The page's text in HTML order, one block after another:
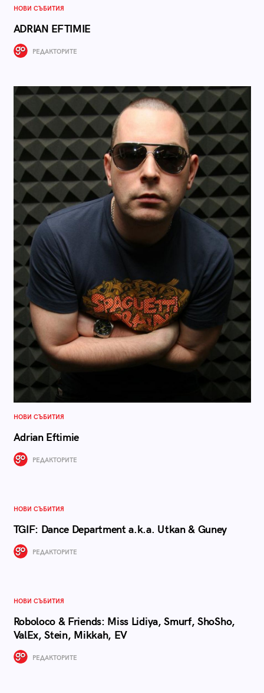
НОВИ СЪБИТИЯ
ADRIAN EFTIMIE
РЕДАКТОРИТЕ
НОВИ СЪБИТИЯ
Adrian Eftimie
РЕДАКТОРИТЕ
НОВИ СЪБИТИЯ
TGIF: Dance Department a.k.a. Utkan & Guney
РЕДАКТОРИТЕ
НОВИ СЪБИТИЯ
Roboloco & Friends: Miss Lidiya, Smurf, ShoSho,
ValEx, Stein, Mikkah, EV
РЕДАКТОРИТЕ